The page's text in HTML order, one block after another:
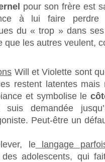
pour son frère est
à lui faire
du « trop » dans
que les autres veulent,
Will et Violette sont
restent latentes mais
et symbolise le
demandée
Peut-être un
lelangage
adolescents, qui